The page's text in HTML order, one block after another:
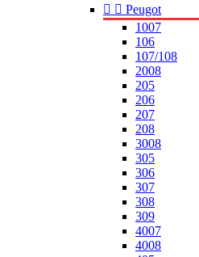
  Peugot
1007
106
107/108
2008
205
206
207
208
3008
305
306
307
308
309
4007
4008